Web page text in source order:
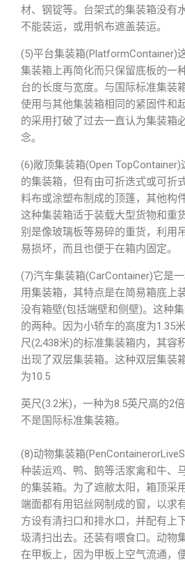
材、钢锭等。台架式的集装箱没有
不能装运，或用帆布遮盖装运。
(5)平台集装箱(PlatformContainer)
集装箱上再简化而只保留底板的一
台的长度与宽度。与国际标准集装
使用与其他集装箱相同的紧固件和
的采用打破了过去一直认为集装箱
念。
(6)敞顶集装箱(Open
的集装箱，但有由可折迭式或可折
料布或涂塑布制成的顶篷，其他构
这种集装箱适于装载大型货物和重
别是像玻璃板等易碎的重货，利用
易损坏，而且也便于在箱内固定。
(7)汽车集装箱(CarContainer)它是
用集装箱，其特点是在简易箱底上
没有箱壁(包括端壁和侧壁)。这种
的两种。因为小轿车的高度为1.35
尺(2;438米)的标准集装箱内，其容
出现了双层集装箱。这种双层集装
为10.5
英尺(3.2米)，一种为8.5英尺高的2
不是国际标准集装箱。
(8)动物集装箱
种装运鸡、鸭、鹅等活家禽和牛、
的集装箱。为了遮敝太阳，箱顶采
端面都有用铝丝网制成的窗，以求
方设有清扫口和排水口，并配有上
圾清扫出去。还装有喂食口。动物
在甲板上，因为甲板上空气流通，